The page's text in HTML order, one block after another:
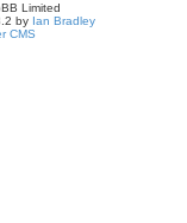
Limited
by Ian Bradley
CMS